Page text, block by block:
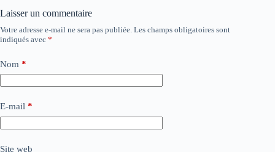
Laisser un commentaire
Votre adresse e-mail ne sera pas publiée. Les champs obligatoires sont
indiqués avec *
Nom *
E-mail *
Site web